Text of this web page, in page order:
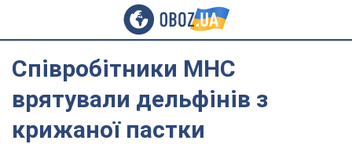
Співробітники МНС
врятували дельфінів з
крижаної пастки